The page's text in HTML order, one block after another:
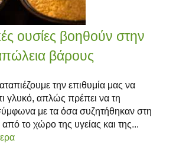
ουσίες βοηθούν στην
βάρους
την επιθυμία μας να
γλυκό, απλώς πρέπει να τη
με τα όσα συζητήθηκαν στη
το χώρο της υγείας και της...